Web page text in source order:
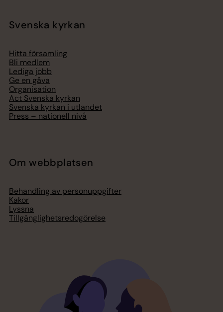
Svenska kyrkan
Hitta församling
Bli medlem
Lediga jobb
Ge en gåva
Organisation
Act Svenska kyrkan
Svenska kyrkan i utlandet
Press – nationell nivå
Om webbplatsen
Behandling av personuppgifter
Kakor
Lyssna
Tillgänglighetsredogörelse